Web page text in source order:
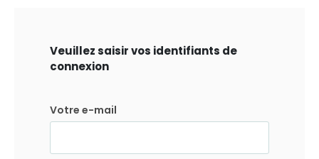
Veuillez saisir vos identifiants de
connexion
Votre e-mail